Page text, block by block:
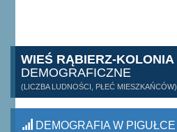
WIEŚ RĄBIERZ-KOLONIA
DEMOGRAFICZNE
(LICZBA LUDNOŚCI, PŁEĆ MIESZKAŃCÓW)
DEMOGRAFIA W PIGUŁCE